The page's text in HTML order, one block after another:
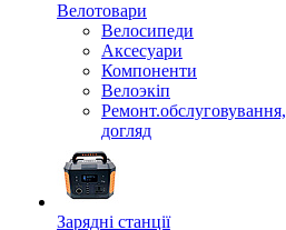
Велотовари
Велосипеди
Аксесуари
Компоненти
Велоэкіп
Ремонт.обслуговування,
догляд
Зарядні станції